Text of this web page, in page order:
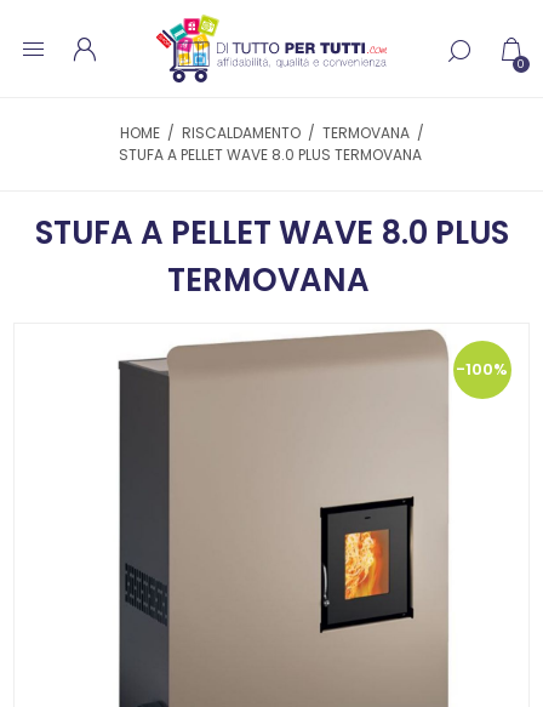
0
HOME / RISCALDAMENTO / TERMOVANA /
STUFA A PELLET WAVE 8.0 PLUS TERMOVANA
STUFA A PELLET WAVE 8.0 PLUS
TERMOVANA
-100%